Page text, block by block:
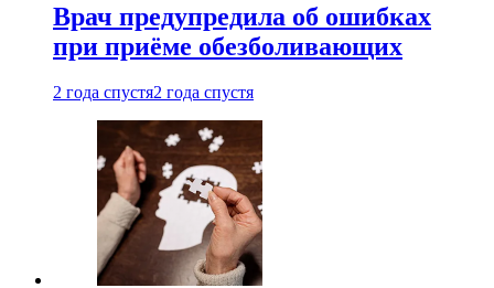
Врач предупредила об ошибках
при приëме обезболивающих
2 года спустя2 года спустя